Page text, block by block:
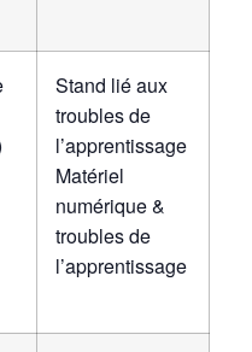
Stand lié aux
troubles de
l’apprentissage
Matériel
numérique &
troubles de
l’apprentissage